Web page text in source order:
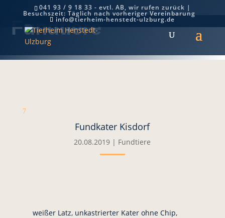
041 93 / 9 18 33 - evtl. AB, wir rufen zurück |
Besuchszeit: Täglich nach vorheriger Vereinbarung
info@tierheim-henstedt-ulzburg.de
Fundtiere
7
Fundkater Kisdorf
20.08.2019 | Fundtiere
weißer Latz, unkastrierter Kater ohne Chip,